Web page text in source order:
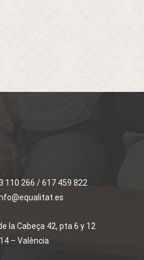
110 266 / 617 459 822
la Cabeça 42, pta 6 y 12
– València